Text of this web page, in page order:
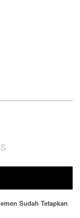
Sudah Tetapkan